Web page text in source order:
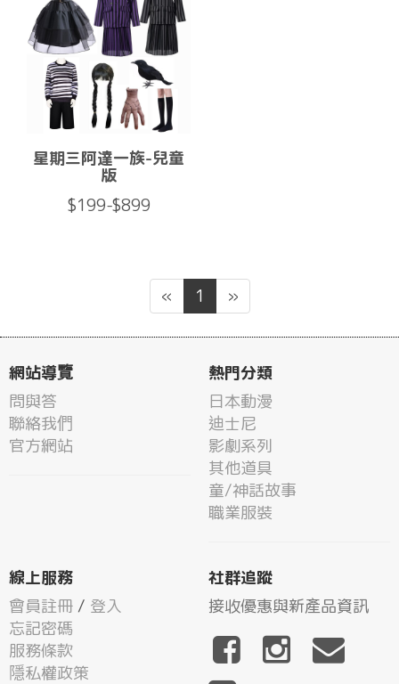
星期三阿達一族-兒童
版
$199-$899
« 1 »
網站導覽
問與答
聯絡我們
官方網站
熱門分類
日本動漫
迪士尼
影劇系列
其他道具
童/神話故事
職業服裝
線上服務
會員註冊 / 登入
忘記密碼
服務條款
隱私權政策
社群追蹤
接收優惠與新產品資訊